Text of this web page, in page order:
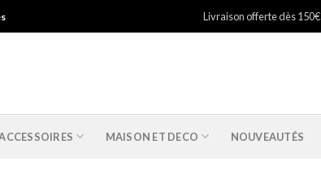
Livraison offerte dès 150€
MAISON ET DECO NOUVEAUTÉS